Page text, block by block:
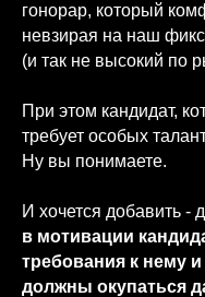
гонорар, который
невзирая на наш
(и так не высокий по
При этом кандидат,
требует особых
Ну вы понимаете.
И хочется добавить -
в мотивации
требования к нему
должны окупаться